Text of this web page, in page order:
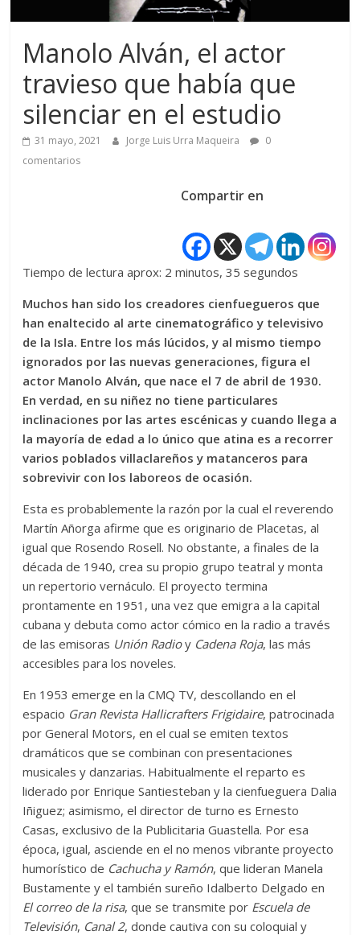
Manolo Alván, el actor
travieso que había que
silenciar en el estudio
31 mayo, 2021 Jorge Luis Urra Maqueira
0
comentarios
Compartir en
Tiempo de lectura aprox: 2 minutos, 35 segundos
Muchos han sido los creadores cienfuegueros que
han enaltecido al arte cinematográfico y televisivo
de la Isla. Entre los más lúcidos, y al mismo tiempo
ignorados por las nuevas generaciones, figura el
actor Manolo Alván, que nace el 7 de abril de 1930.
En verdad, en su niñez no tiene particulares
inclinaciones por las artes escénicas y cuando llega a
la mayoría de edad a lo único que atina es a recorrer
varios poblados villaclareños y matanceros para
sobrevivir con los laboreos de ocasión.
Esta es probablemente la razón por la cual el reverendo
Martín Añorga afirme que es originario de Placetas, al
igual que Rosendo Rosell. No obstante, a finales de la
década de 1940, crea su propio grupo teatral y monta
un repertorio vernáculo. El proyecto termina
prontamente en 1951, una vez que emigra a la capital
cubana y debuta como actor cómico en la radio a través
de las emisoras Unión Radioy Cadena Roja, las más
accesibles para los noveles.
En 1953 emerge en la CMQ TV, descollando en el
espacio Gran Revista Hallicrafters Frigidaire, patrocinada
por General Motors, en el cual se emiten textos
dramáticos que se combinan con presentaciones
musicales y danzarias. Habitualmente el reparto es
liderado por Enrique Santiesteban y la cienfueguera Dalia
Iñiguez; asimismo, el director de turno es Ernesto
Casas, exclusivo de la Publicitaria Guastella. Por esa
época, igual, asciende en el no menos vibrante proyecto
humorístico de Cachucha y Ramón, que lideran Manela
Bustamente y el también sureño Idalberto Delgado en
El correo de la risa, que se transmite por Escuela de
Televisión, Canal 2, donde cautiva con su coloquial y